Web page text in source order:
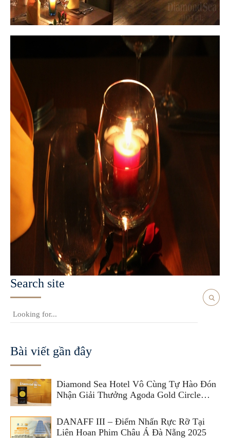
Search site
Bài viết gần đây
Diamond Sea Hotel Vô Cùng Tự Hào Đón
Nhận Giải Thưởng Agoda Gold Circle
DANAFF III – Điểm Nhấn Rực Rỡ Tại
Liên Hoan Phim Châu Á Đà Nẵng 2025